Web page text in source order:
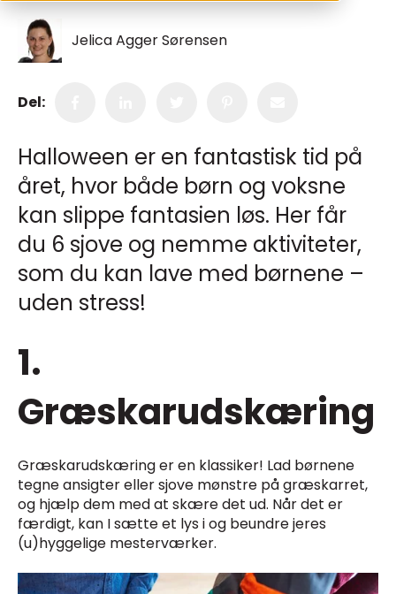
Jelica Agger Sørensen
Del:
Halloween er en fantastisk tid på
året, hvor både børn og voksne
kan slippe fantasien løs. Her får
du 6 sjove og nemme aktiviteter,
som du kan lave med børnene –
uden stress!
1.
Græskarudskæring
Græskarudskæring er en klassiker! Lad børnene
tegne ansigter eller sjove mønstre på græskarret,
og hjælp dem med at skære det ud. Når det er
færdigt, kan I sætte et lys i og beundre jeres
(u)hyggelige mesterværker.